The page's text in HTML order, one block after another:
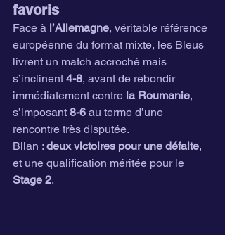
favoris
Face à l’Allemagne, véritable référence
européenne du format mixte, les Bleus
livrent un match accroché mais
s’inclinent 4-8, avant de rebondir
immédiatement contre la Roumanie,
s’imposant 8-6 au terme d’une
rencontre très disputée.
Bilan : deux victoires pour une défaite,
et une qualification méritée pour le
Stage 2.